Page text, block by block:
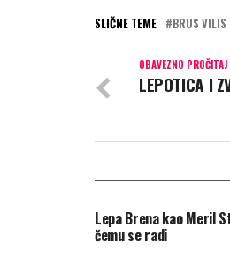
SLIČNE TEME BRUS VILIS
OBAVEZNO PROČITAJ
LEPOTICA I
Lepa Brena kao Meril
čemu se radi